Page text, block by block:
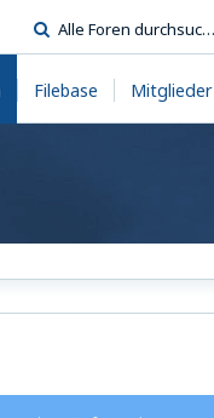
Filebase Mitglieder